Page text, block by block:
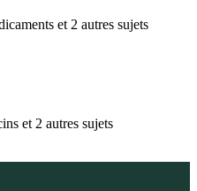
et 2 autres sujets
et 2 autres sujets